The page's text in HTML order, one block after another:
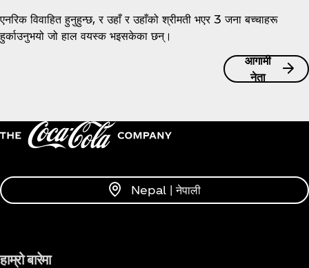
एनरिक विवाहित हुनुहुन्छ, र उहाँ र उहाँको श्रीमती भएर 3 जना बच्चाहरू
हुर्काउनुभयो जो हाल वयस्क भइसकेका छन्।
आगामी
नेता
Nepal | नेपाली
हाम्रो बारेमा